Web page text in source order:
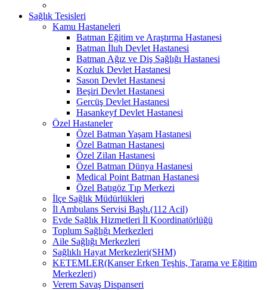
Sağlık Tesisleri
Kamu Hastaneleri
Batman Eğitim ve Araştırma Hastanesi
Batman İluh Devlet Hastanesi
Batman Ağız ve Diş Sağlığı Hastanesi
Kozluk Devlet Hastanesi
Sason Devlet Hastanesi
Beşiri Devlet Hastanesi
Gercüş Devlet Hastanesi
Hasankeyf Devlet Hastanesi
Özel Hastaneler
Özel Batman Yaşam Hastanesi
Özel Batman Hastanesi
Özel Zilan Hastanesi
Özel Batman Dünya Hastanesi
Medical Point Batman Hastanesi
Özel Batıgöz Tıp Merkezi
İlçe Sağlık Müdürlükleri
İl Ambulans Servisi Başh.(112 Acil)
Evde Sağlık Hizmetleri İl Koordinatörlüğü
Toplum Sağlığı Merkezleri
Aile Sağlığı Merkezleri
Sağlıklı Hayat Merkezleri(SHM)
KETEMLER(Kanser Erken Teşhis, Tarama ve Eğitim
Merkezleri)
Verem Savaş Dispanseri